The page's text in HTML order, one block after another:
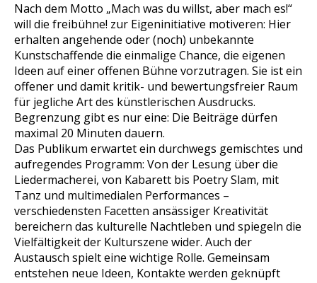
Nach dem Motto „Mach was du willst, aber mach es!“
will die freibühne! zur Eigeninitiative motiveren: Hier
erhalten angehende oder (noch) unbekannte
Kunstschaffende die einmalige Chance, die eigenen
Ideen auf einer offenen Bühne vorzutragen. Sie ist ein
offener und damit kritik- und bewertungsfreier Raum
für jegliche Art des künstlerischen Ausdrucks.
Begrenzung gibt es nur eine: Die Beiträge dürfen
maximal 20 Minuten dauern.
Das Publikum erwartet ein durchwegs gemischtes und
aufregendes Programm: Von der Lesung über die
Liedermacherei, von Kabarett bis Poetry Slam, mit
Tanz und multimedialen Performances –
verschiedensten Facetten ansässiger Kreativität
bereichern das kulturelle Nachtleben und spiegeln die
Vielfältigkeit der Kulturszene wider. Auch der
Austausch spielt eine wichtige Rolle. Gemeinsam
entstehen neue Ideen, Kontakte werden geknüpft